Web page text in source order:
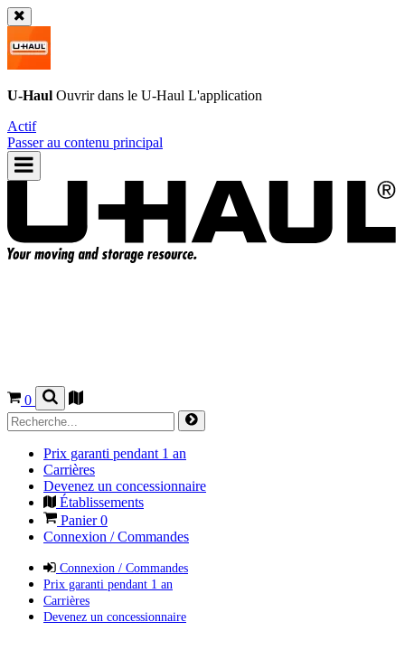
U-Haul Ouvrir dans le U-Haul L'application
Actif
Passer au contenu principal
0
Prix garanti pendant 1 an
Carrières
Devenez un concessionnaire
Établissements
Panier0
Connexion / Commandes
Connexion / Commandes
Prix garanti pendant 1 an
Carrières
Devenez un concessionnaire